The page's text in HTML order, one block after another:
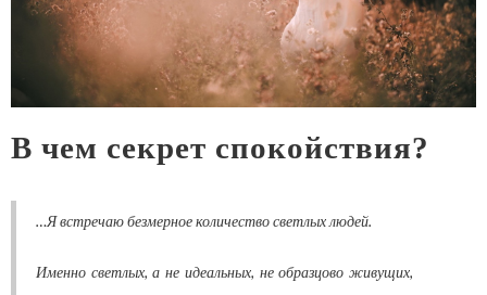
В чем секрет спокойствия?
…Я встречаю безмерное количество светлых людей.
Именно светлых, а не идеальных, не образцово живущих,